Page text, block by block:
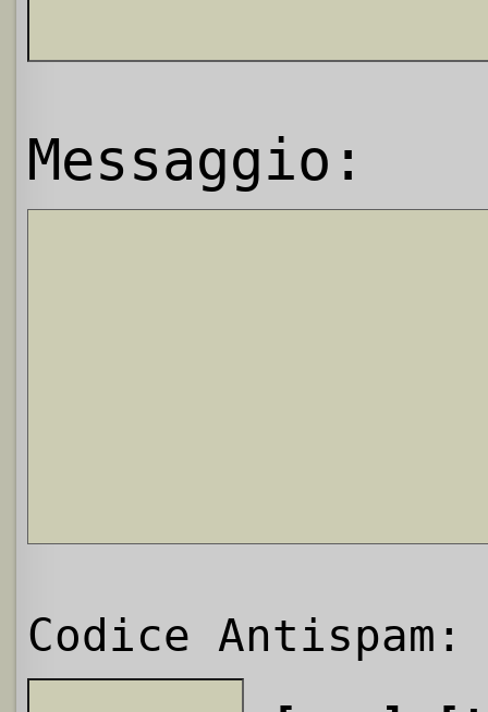
Messaggio:
Codice Antispam: